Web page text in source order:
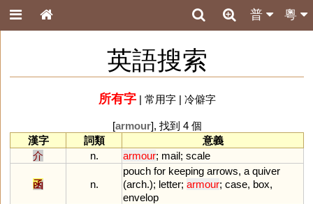
粵
普
英語搜索
所有字| 常用字| 冷僻字
[armour], 找到 4 個
漢字
詞類
意義
介
n. armour; mail; scale
函 n.
pouch for keeping arrows, a quiver
(arch.); letter; armour; case, box,
envelop